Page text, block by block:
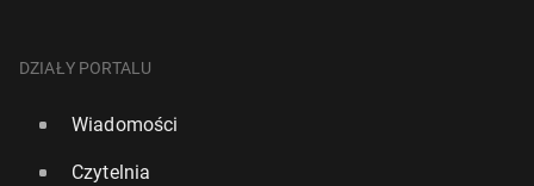
DZIAŁY PORTALU
Wiadomości
Czytelnia